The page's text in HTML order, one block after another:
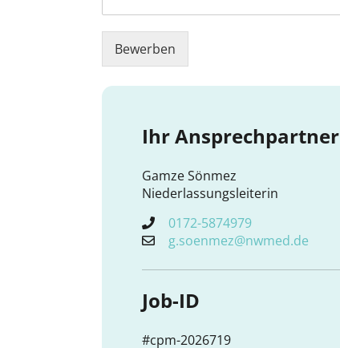
Bewerben
Ihr Ansprechpartner
Gamze Sönmez
Niederlassungsleiterin
0172-5874979
g.soenmez@nwmed.de
Job-ID
#cpm-2026719